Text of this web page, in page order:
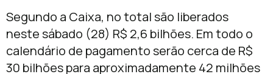
Segundo a Caixa, no total são liberados
nestesábado (28) R$ 2,6 bilhões. Em todo o
calendário de pagamento serão cerca de R$
30 bilhões para aproximadamente 42 milhões